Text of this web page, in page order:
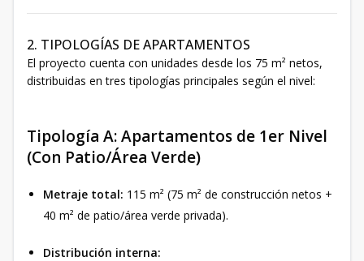
2. TIPOLOGÍAS DE APARTAMENTOS
El proyecto cuenta con unidades desde los 75 m² netos,
distribuidas en tres tipologías principales según el nivel:
Tipología A: Apartamentos de 1er Nivel
(Con Patio/Área Verde)
Metraje total: 115 m² (75 m² de construcción netos +
40 m² de patio/área verde privada).
Distribución interna: